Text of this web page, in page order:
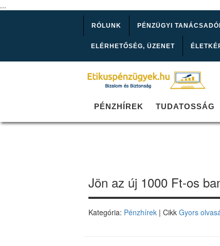
...
RÓLUNK PÉNZÜGYI
ELÉRHETŐSÉG, ÜZENET
PÉNZHÍREK TUDATOSSÁG
Jön az új 1000 Ft-os
Kategória: Pénzhírek | Cikk Gyors